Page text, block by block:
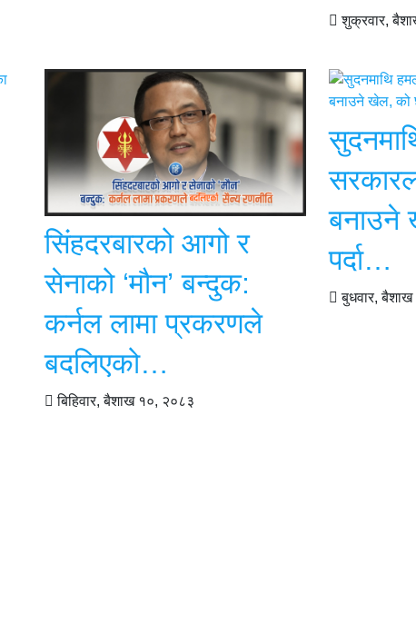
शुक्रवार,
सिंहदरबारको आगो र
सेनाको ‘मौन’ बन्दुक:
कर्नल लामा प्रकरणले
बदलिएको…
बिहिवार, बैशाख १०, २०८३
पर्दा…
बुधवार,